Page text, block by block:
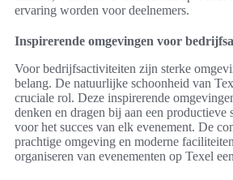
ervaring worden voor deelnemers.
Inspirerende omgevingen voor
Voor bedrijfsactiviteiten zijn sterke
belang. De natuurlijke schoonheid van
cruciale rol. Deze inspirerende
denken en dragen bij aan een productieve
voor het succes van elk evenement. De
prachtige omgeving en moderne
organiseren van evenementen op Texel